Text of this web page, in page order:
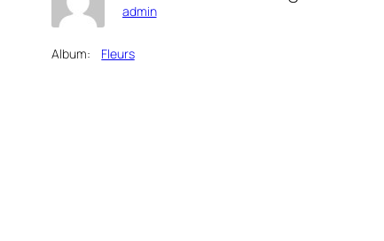
admin
Album: Fleurs